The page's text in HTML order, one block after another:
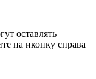
оставлять
на иконку справа